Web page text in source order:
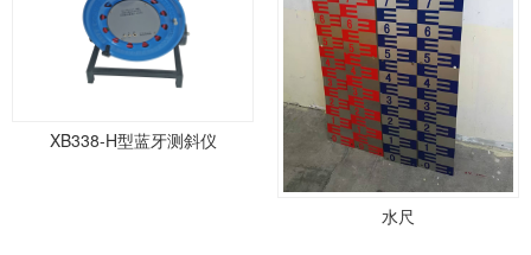
XB338-H型蓝牙测斜仪
水尺